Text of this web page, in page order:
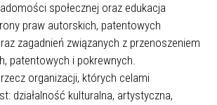
społecznej oraz edukacja
praw autorskich, patentowych
zagadnień związanych z przenoszeniem
patentowych i pokrewnych.
organizacji, których celami
działalność kulturalna, artystyczna,